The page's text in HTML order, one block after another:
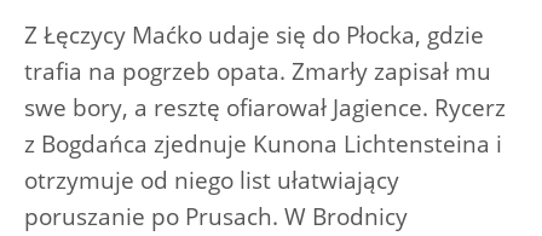
Z Łęczycy Maćko udaje się do Płocka, gdzie
trafia na pogrzeb opata. Zmarły zapisał mu
swe bory, a resztę ofiarował Jagience. Rycerz
z Bogdańca zjednuje Kunona Lichtensteina i
otrzymuje od niego list ułatwiający
poruszanie po Prusach. W Brodnicy